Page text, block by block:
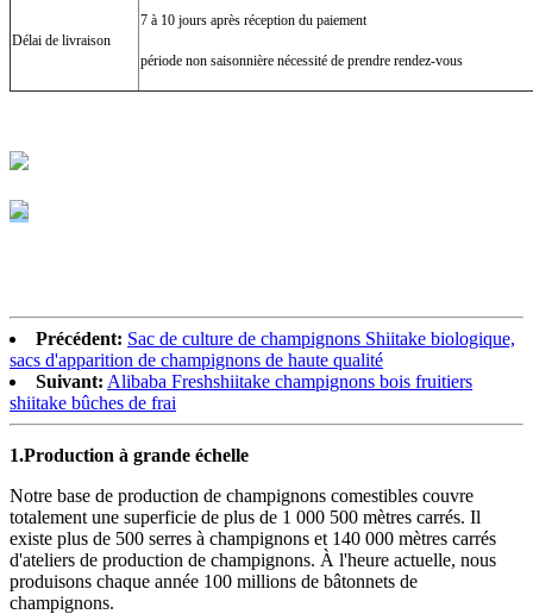
Délai de livraison
7 à 10 jours après réception du paiement
période non saisonnière nécessité de prendre rendez-vous
Précédent: Sac de culture de champignons Shiitake biologique,
sacs d'apparition de champignons de haute qualité
Suivant: Alibaba Freshshiitake champignons bois fruitiers
shiitake bûches de frai
1.Production à grande échelle
Notre base de production de champignons comestibles couvre
totalement une superficie de plus de 1 000 500 mètres carrés. Il
existe plus de 500 serres à champignons et 140 000 mètres carrés
d'ateliers de production de champignons. À l'heure actuelle, nous
produisons chaque année 100 millions de bâtonnets de
champignons.